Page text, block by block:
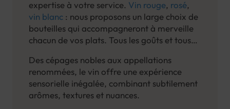
expertise à votre service. Vin rouge, rosé,
vin blanc : nous proposons un large choix de
bouteilles qui accompagneront à merveille
chacun de vos plats. Tous les goûts et tous
: l'occasion de découvrir des vins issus de
différentes régions françaises, et même de
l'étranger.
Des cépages nobles aux appellations
renommées, le vin offre une expérience
sensorielle inégalée, combinant subtilement
arômes, textures et nuances.